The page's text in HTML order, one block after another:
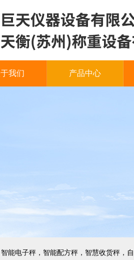
我们 产品中心